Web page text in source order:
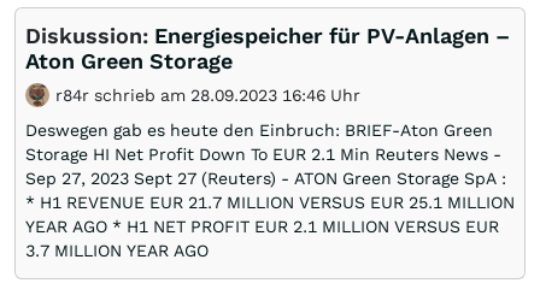
Diskussion: Energiespeicher für PV-Anlagen –
Aton Green Storage
r84r schrieb am 28.09.2023 16:46 Uhr
Deswegen gab es heute den Einbruch: BRIEF-Aton Green
Storage HI Net Profit Down To EUR 2.1 Min Reuters News -
Sep 27, 2023 Sept 27 (Reuters) - ATON Green Storage SpA :
* H1 REVENUE EUR 21.7 MILLION VERSUS EUR 25.1 MILLION
YEAR AGO * H1 NET PROFIT EUR 2.1 MILLION VERSUS EUR
3.7 MILLION YEAR AGO